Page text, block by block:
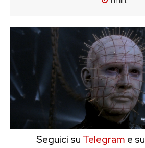
Seguici su Telegram e su